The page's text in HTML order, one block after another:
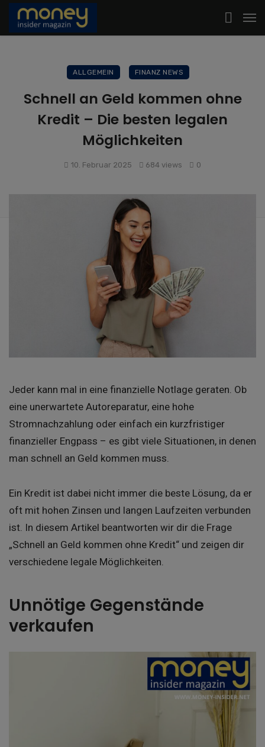
ALLGEMEIN FINANZ NEWS
Schnell an Geld kommen ohne
Kredit – Die besten legalen
Möglichkeiten
10. Februar 2025 684 views 0
Jeder kann mal in eine finanzielle Notlage geraten. Ob
eine unerwartete Autoreparatur, eine hohe
Stromnachzahlung oder einfach ein kurzfristiger
finanzieller Engpass – es gibt viele Situationen, in denen
man schnell an Geld kommen muss.
Ein Kredit ist dabei nicht immer die beste Lösung, da er
oft mit hohen Zinsen und langen Laufzeiten verbunden
ist. In diesem Artikel beantworten wir dir die Frage
„Schnell an Geld kommen ohne Kredit“ und zeigen dir
verschiedene legale Möglichkeiten.
Unnötige Gegenstände
verkaufen